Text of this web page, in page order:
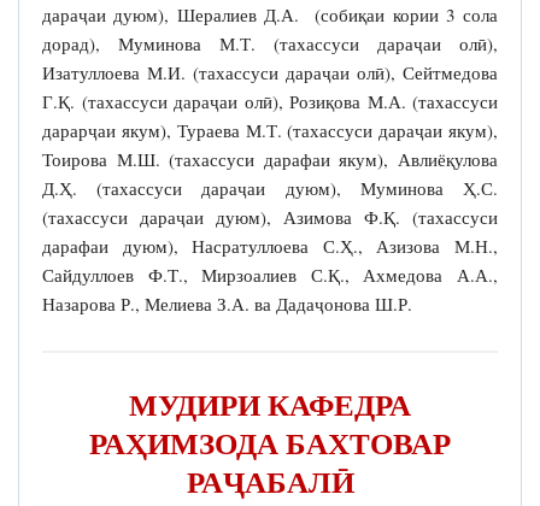
дараҷаи дуюм), Шералиев Д.А. (собиқаи кории 3 сола
дорад), Муминова М.Т. (тахассуси дараҷаи олӣ),
Изатуллоева М.И. (тахассуси дараҷаи олӣ), Сейтмедова
Г.Қ. (тахассуси дараҷаи олӣ), Розиқова М.А. (тахассуси
дарарҷаи якум), Тураева М.Т. (тахассуси дараҷаи якум),
Тоирова М.Ш. (тахассуси дарафаи якум), Авлиёқулова
Д.Ҳ. (тахассуси дараҷаи дуюм), Муминова Ҳ.С.
(тахассуси дараҷаи дуюм), Азимова Ф.Қ. (тахассуси
дарафаи дуюм), Насратуллоева С.Ҳ., Азизова М.Н.,
Сайдуллоев Ф.Т., Мирзоалиев С.Қ., Ахмедова А.А.,
Назарова Р., Мелиева З.А. ва Дадаҷонова Ш.Р.
МУДИРИ КАФЕДРА
РАҲИМЗОДА БАХТОВАР
РАҶАБАЛӢ